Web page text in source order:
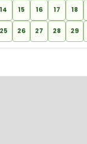
14 15 16 17 18
25 26 27 28 29